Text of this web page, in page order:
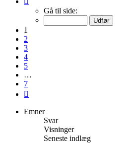
Gå til side:
1
2
3
4
5
…
7
Emner
Svar
Visninger
Seneste indlæg